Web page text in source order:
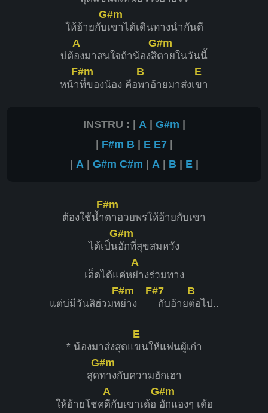
ให้อ้ายกับ
G#m
เขาได้เดินทางนำกันดี
บ่ต้
A
องมาสนใจถ้าน้องสิ
G#m
ตายในวันนี้
หน้า
F#m
ที่ของน้อง คือ
B
พาอ้ายมาส่งเ
E
ขา
INSTRU : | A| G#m |
| F#m B | E E7|
| A| G#m C#m | A| B | E|
ต้องใช้น้ำ
F#m
ตาอวยพรให้อ้ายกับเขา
ได้เป็น
G#m
ฮักที่สุขสมหวัง
เฮ็ดได้แค่ห
A
ย่างร่วมทาง
แต่บ่มีวันสิฮ่วมห
F#m
ย่าง
F#7
กับอ้าย
B
ต่อไป..
* น้องมาส่งสุดแ
E
ขนให้แฟนผู้เก่า
สุด
G#m
ทางกับความฮักเฮา
ให้อ้ายโชค
A
ดีกับเขาเด้อ
G#m
ฮักแฮงๆ เด้อ